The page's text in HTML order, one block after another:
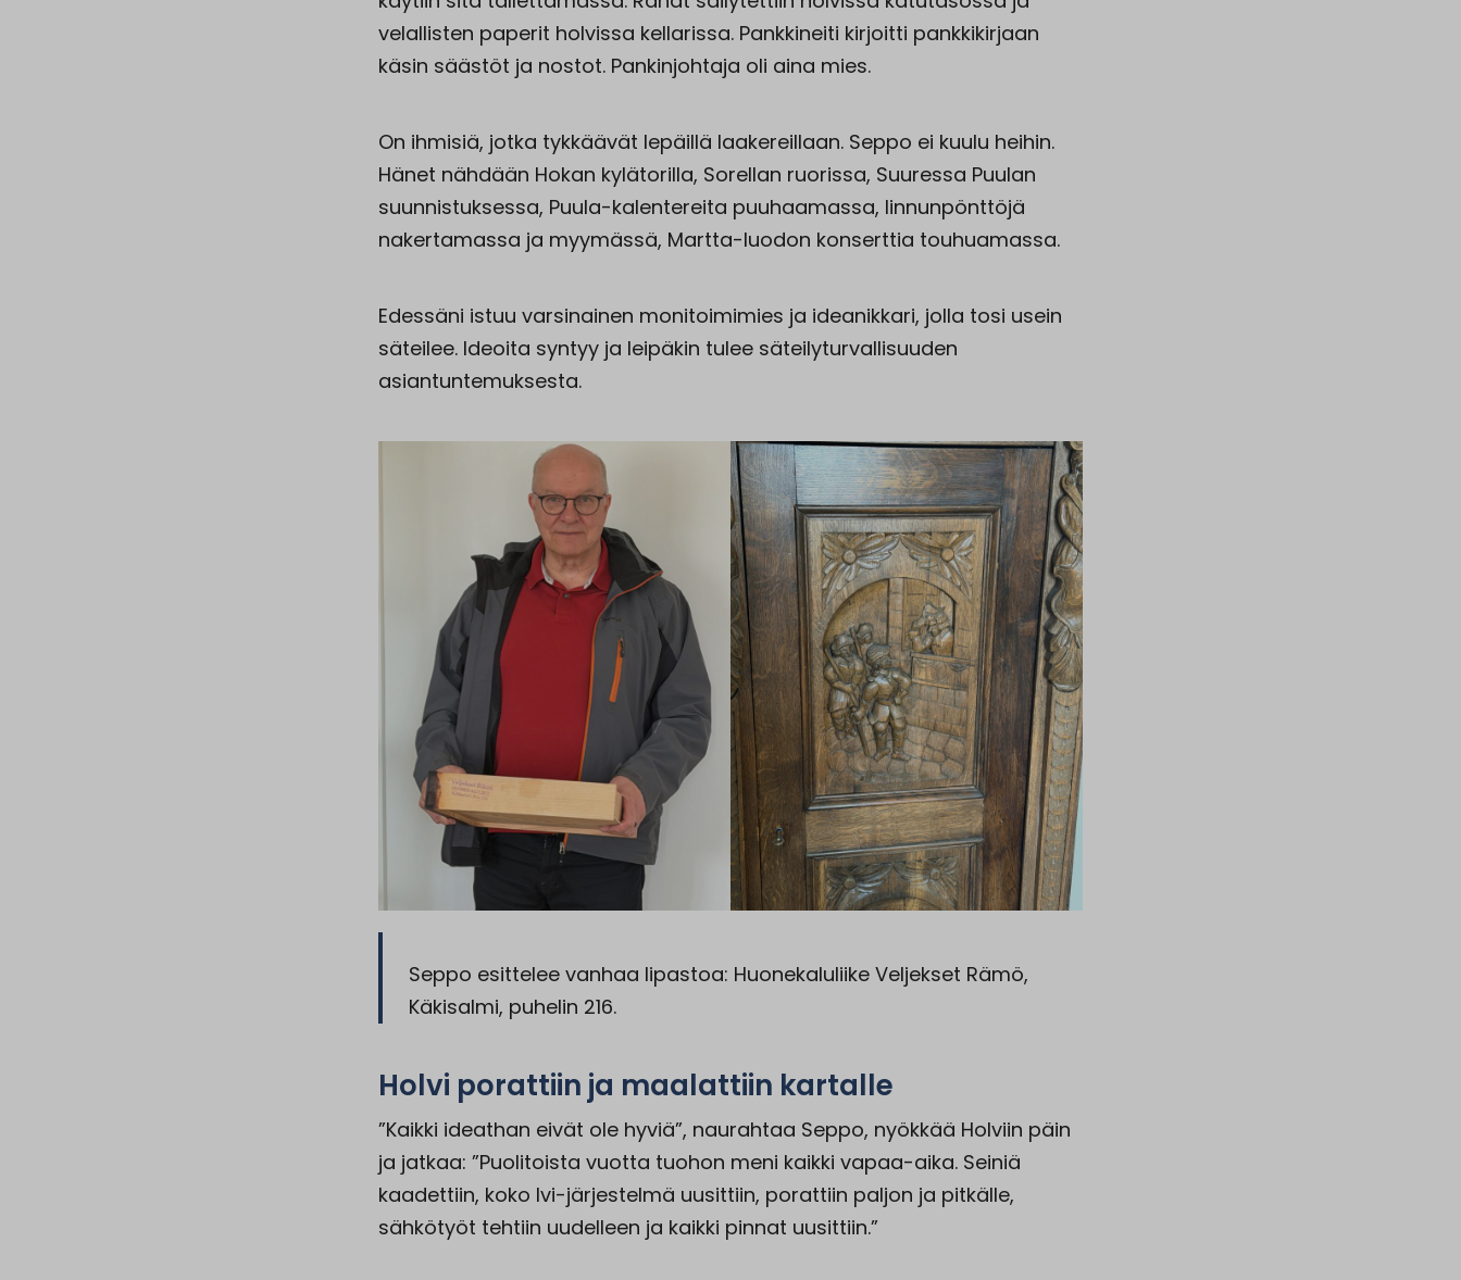
velallisten paperit holvissa kellarissa. Pankkineiti kirjoitti pankkikirjaan
käsin säästöt ja nostot. Pankinjohtaja oli aina mies.
On ihmisiä, jotka tykkäävät lepäillä laakereillaan. Seppo ei kuulu heihin.
Hänet nähdään Hokan kylätorilla, Sorellan ruorissa, Suuressa Puulan
suunnistuksessa, Puula-kalentereita puuhaamassa, linnunpönttöjä
nakertamassa ja myymässä, Martta-luodon konserttia touhuamassa.
Edessäni istuu varsinainen monitoimimies ja ideanikkari, jolla tosi usein
säteilee. Ideoita syntyy ja leipäkin tulee säteilyturvallisuuden
asiantuntemuksesta.
Seppo esittelee vanhaa lipastoa: Huonekaluliike Veljekset Rämö,
Käkisalmi, puhelin 216.
Holvi porattiin ja maalattiin kartalle
”Kaikki ideathan eivät ole hyviä”, naurahtaa Seppo, nyökkää Holviin päin
ja jatkaa: ”Puolitoista vuotta tuohon meni kaikki vapaa-aika. Seiniä
kaadettiin, koko lvi-järjestelmä uusittiin, porattiin paljon ja pitkälle,
sähkötyöt tehtiin uudelleen ja kaikki pinnat uusittiin.”